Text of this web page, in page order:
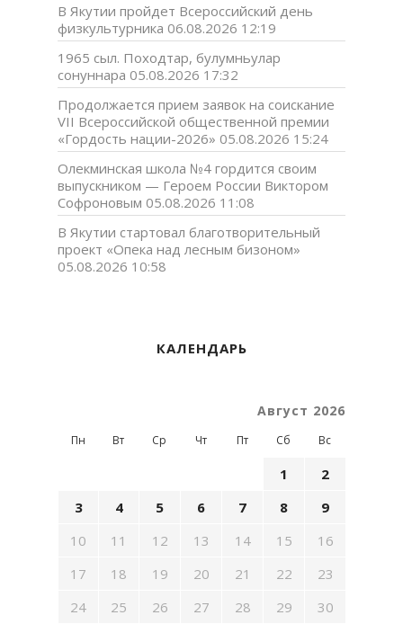
В Якутии пройдет Всероссийский день
физкультурника 06.08.2026 12:19
1965 сыл. Походтар, булумньулар
сонуннара 05.08.2026 17:32
Продолжается прием заявок на соискание
VII Всероссийской общественной премии
«Гордость нации-2026» 05.08.2026 15:24
Олекминская школа №4 гордится своим
выпускником — Героем России Виктором
Софроновым 05.08.2026 11:08
В Якутии стартовал благотворительный
проект «Опека над лесным бизоном»
05.08.2026 10:58
КАЛЕНДАРЬ
Август 2026
Пн Вт Ср Чт Пт Сб Вс
1
2
3
4 5 6 7 8
9
10
11 12 13 14 15
16
17
18 19 20 21 22
23
24
25 26 27 28 29
30